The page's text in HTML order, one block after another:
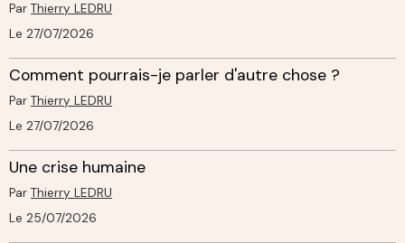
Par Thierry LEDRU
Le 27/07/2026
Comment pourrais-je parler d'autre chose ?
Par Thierry LEDRU
Le 27/07/2026
Une crise humaine
Par Thierry LEDRU
Le 25/07/2026